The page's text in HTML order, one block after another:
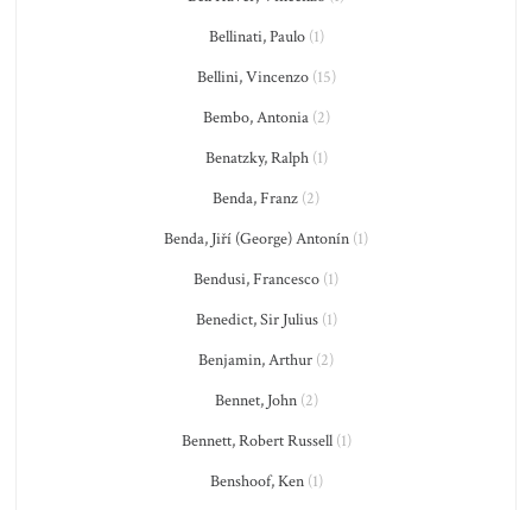
Bellinati, Paulo(1)
Bellini, Vincenzo(15)
Bembo, Antonia(2)
Benatzky, Ralph(1)
Benda, Franz (2)
Benda, Jiří (George) Antonín (1)
Bendusi, Francesco (1)
Benedict, Sir Julius(1)
Benjamin, Arthur (2)
Bennet, John(2)
Bennett, Robert Russell(1)
Benshoof, Ken(1)